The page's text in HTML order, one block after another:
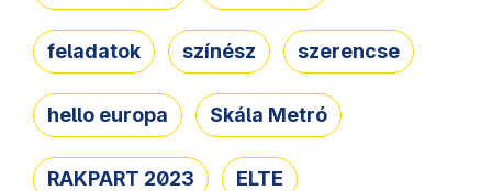
feladatok színész szerencse
hello europa Skála Metró
RAKPART 2023 ELTE